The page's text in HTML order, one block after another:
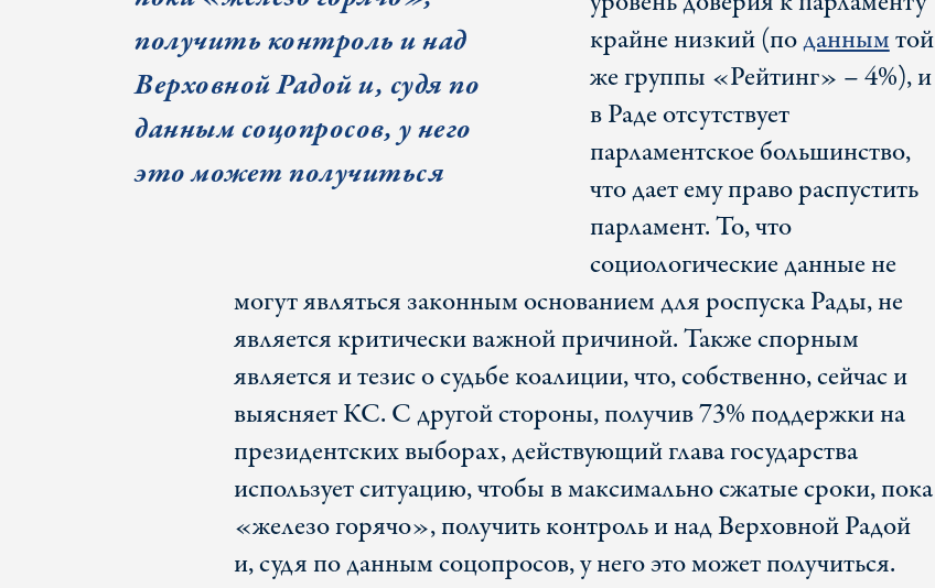
получить контроль и над
Верховной Радой и, судя по
данным соцопросов, у него
это может получиться
крайне низкий (поданнымтой
же группы «Рейтинг» – 4%), и
в Раде отсутствует
парламентское большинство,
что дает ему право распустить
парламент. То, что
социологические данные не
могут являться законным основанием для роспуска Рады, не
является критически важной причиной. Также спорным
является и тезис о судьбе коалиции, что, собственно, сейчас и
выясняет КС. С другой стороны, получив 73% поддержки на
президентских выборах, действующий глава государства
использует ситуацию, чтобы в максимально сжатые сроки, пока
«железо горячо», получить контроль и над Верховной Радой
и, судя по данным соцопросов, у него это может получиться.